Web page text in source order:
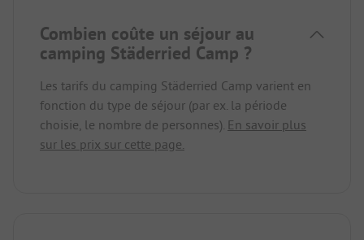
Combien coûte un séjour au
camping Städerried Camp ?
Les tarifs du camping Städerried Camp varient en
fonction du type de séjour (par ex. la période
choisie, le nombre de personnes). En savoir plus
sur les prix sur cette page.